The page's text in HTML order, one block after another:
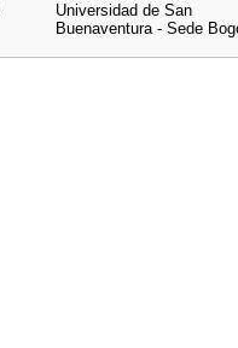
Universidad de San
Buenaventura - Sede